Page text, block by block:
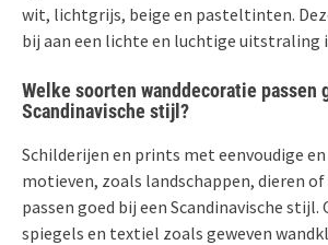
wit, lichtgrijs, beige en pasteltinten.
bij aan een lichte en luchtige uitstraling
Welke soorten wanddecoratie passen
Scandinavische stijl?
Schilderijen en prints met eenvoudige
motieven, zoals landschappen, dieren
passen goed bij een Scandinavische stijl.
spiegels en textiel zoals geweven